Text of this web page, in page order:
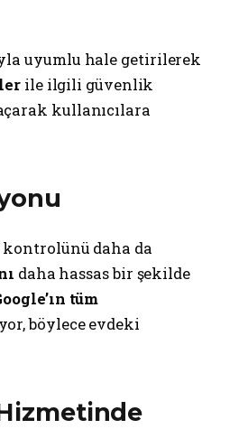
uyumlu hale getirilerek
ile ilgili güvenlik
kullanıcılara
kontrolünü daha da
daha hassas bir şekilde
tüm
böylece evdeki